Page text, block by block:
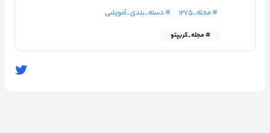
# مجله_۱۲۷۵ # دسته_بندی_آموزشی
# مجله_کریپتو